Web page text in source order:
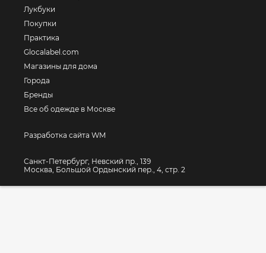
Лукбуки
Покупки
Практика
Glocalabel.com
Магазины для дома
Города
Бренды
Все об одежде в Москве
Разработка сайта WM
Санкт-Петербург, Невский пр., 139
Москва, Большой Ордынский пер., 4, стр. 2